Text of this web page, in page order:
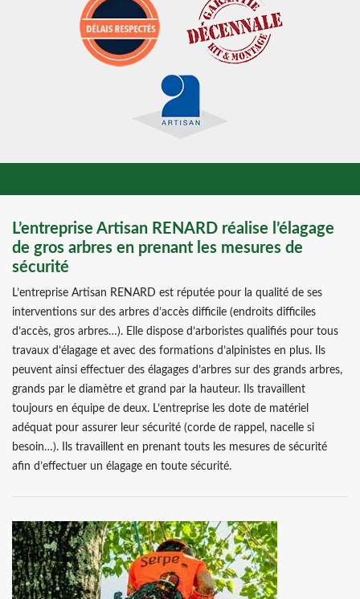
L’entreprise Artisan RENARD réalise l’élagage
de gros arbres en prenant les mesures de
sécurité
L’entreprise Artisan RENARD est réputée pour la qualité de ses
interventions sur des arbres d’accès difficile (endroits difficiles
d’accès, gros arbres…). Elle dispose d’arboristes qualifiés pour tous
travaux d’élagage et avec des formations d’alpinistes en plus. Ils
peuvent ainsi effectuer des élagages d’arbres sur des grands arbres,
grands par le diamètre et grand par la hauteur. Ils travaillent
toujours en équipe de deux. L’entreprise les dote de matériel
adéquat pour assurer leur sécurité (corde de rappel, nacelle si
besoin…). Ils travaillent en prenant touts les mesures de sécurité
afin d’effectuer un élagage en toute sécurité.